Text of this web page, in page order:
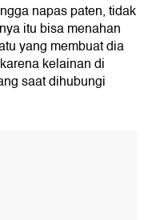
napas paten, tidak
itu bisa menahan
yang membuat dia
kelainan di
saat dihubungi